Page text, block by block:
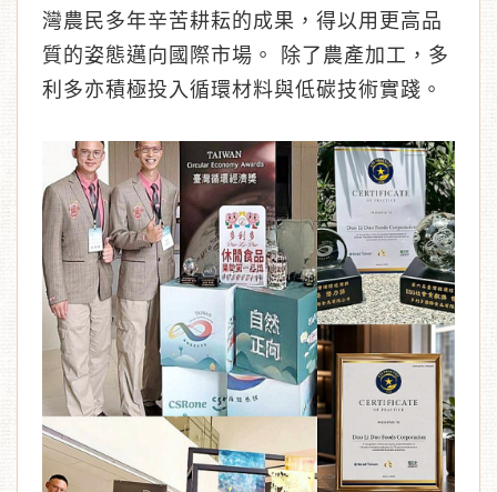
灣農民多年辛苦耕耘的成果，得以用更高品
質的姿態邁向國際市場。 除了農產加工，多
利多亦積極投入循環材料與低碳技術實踐。